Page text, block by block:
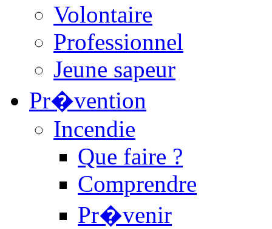
Volontaire
Professionnel
Jeune sapeur
Pr�vention
Incendie
Que faire ?
Comprendre
Pr�venir